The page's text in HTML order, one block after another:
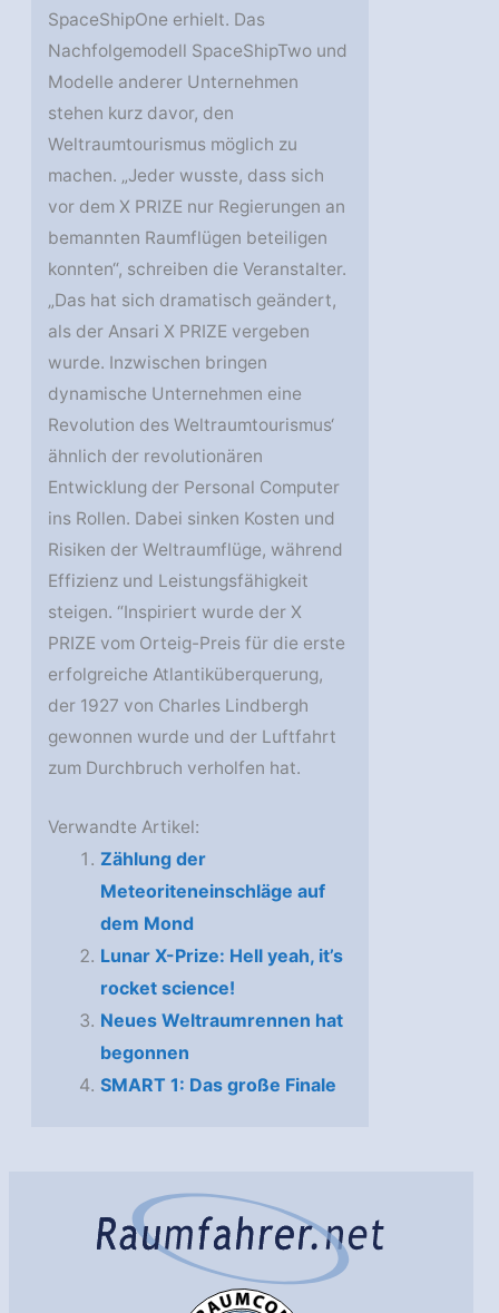
SpaceShipOne erhielt. Das
Nachfolgemodell SpaceShipTwo und
Modelle anderer Unternehmen
stehen kurz davor, den
Weltraumtourismus möglich zu
machen. „Jeder wusste, dass sich
vor dem X PRIZE nur Regierungen an
bemannten Raumflügen beteiligen
konnten“, schreiben die Veranstalter.
„Das hat sich dramatisch geändert,
als der Ansari X PRIZE vergeben
wurde. Inzwischen bringen
dynamische Unternehmen eine
Revolution des Weltraumtourismus‘
ähnlich der revolutionären
Entwicklung der Personal Computer
ins Rollen. Dabei sinken Kosten und
Risiken der Weltraumflüge, während
Effizienz und Leistungsfähigkeit
steigen. “Inspiriert wurde der X
PRIZE vom Orteig-Preis für die erste
erfolgreiche Atlantiküberquerung,
der 1927 von Charles Lindbergh
gewonnen wurde und der Luftfahrt
zum Durchbruch verholfen hat.
Verwandte Artikel:
Zählung der
Meteoriteneinschläge auf
dem Mond
Lunar X-Prize: Hell yeah, it’s
rocket science!
Neues Weltraumrennen hat
begonnen
SMART 1: Das große Finale